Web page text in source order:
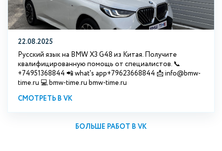
22.08.2025
Русский язык на BMW X3 G48 из Китая. Получите
квалифицированную помощь от специалистов. 📞
+74951368844 📲 what's app+79623668844 📩 info@bmw-
time.ru 💻 bmw-time.ru bmw-time.ru
СМОТРЕТЬ В VK
БОЛЬШЕ РАБОТ В VK